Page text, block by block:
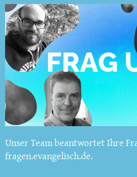
Unser Team beantwortet Ihre
fragen.evangelisch.de.